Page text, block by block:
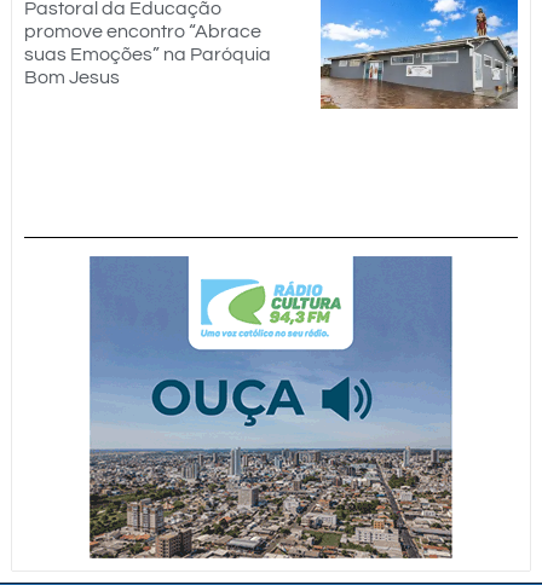
Pastoral da Educação
promove encontro “Abrace
suas Emoções” na Paróquia
Bom Jesus